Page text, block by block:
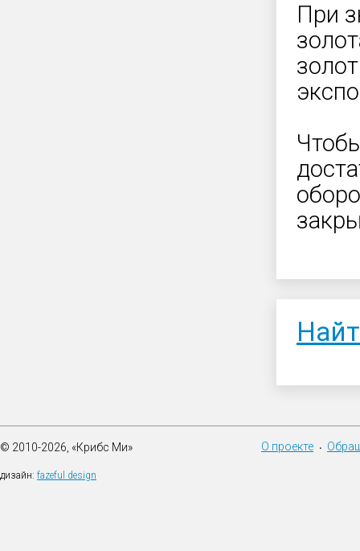
При
© 2010-2026, «Крибс Ми»
дизайн: fazeful design
О проекте •